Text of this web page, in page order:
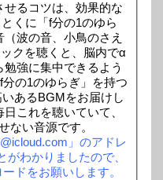
るコツは、効果的な
くに「f分の1のゆら
波の音、小鳥のさえ
クを聴くと、脳内でα
強に集中できるよう
の1のゆらぎ」を持つ
あるBGMをお届けし
これを聴いていて、
ない音源です。
」のアドレ
がわかりましたので、
ドをお願いします。